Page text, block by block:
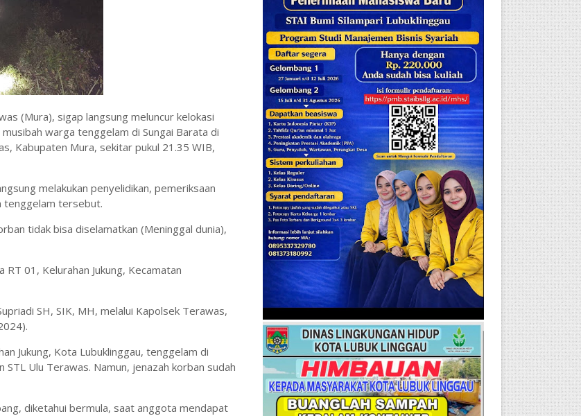
(Mura), sigap langsung meluncur kelokasi
warga tenggelam di Sungai Barata di
Kabupaten Mura, sekitar pukul 21.35 WIB,
melakukan penyelidikan, pemeriksaan
tenggelam tersebut.
tidak bisa diselamatkan (Meninggal dunia),
01, Kelurahan Jukung, Kecamatan
SH, SIK, MH, melalui Kapolsek Terawas,
Jukung, Kota Lubuklinggau, tenggelam di
Ulu Terawas. Namun, jenazah korban sudah
diketahui bermula, saat anggota mendapat